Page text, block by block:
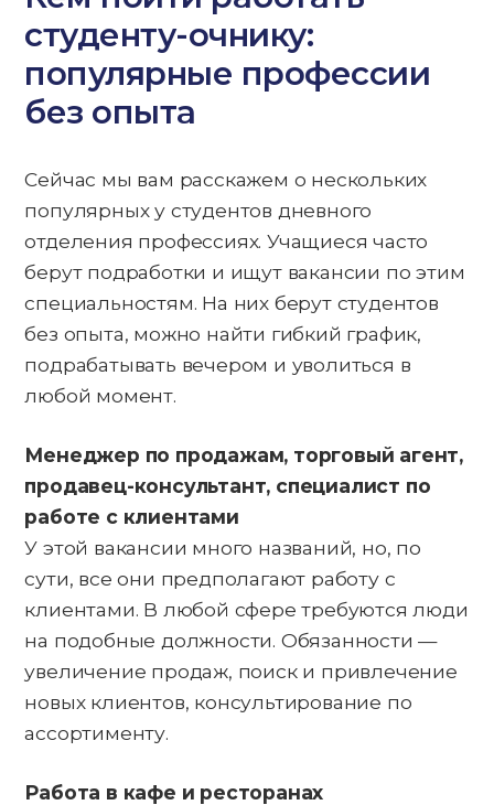
студенту-очнику:
популярные профессии
без опыта
Сейчас мы вам расскажем о нескольких
популярных у студентов дневного
отделения профессиях. Учащиеся часто
берут подработки и ищут вакансии по этим
специальностям. На них берут студентов
без опыта, можно найти гибкий график,
подрабатывать вечером и уволиться в
любой момент.
Менеджер по продажам, торговый агент,
продавец-консультант, специалист по
работе с клиентами
У этой вакансии много названий, но, по
сути, все они предполагают работу с
клиентами. В любой сфере требуются люди
на подобные должности. Обязанности —
увеличение продаж, поиск и привлечение
новых клиентов, консультирование по
ассортименту.
Работа в кафе и ресторанах